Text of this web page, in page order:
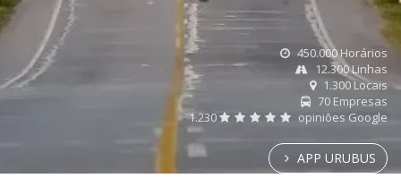
450.000 Horários
12.300 Linhas
1.300 Locais
70 Empresas
1.230
opiniões Google
APP URUBUS